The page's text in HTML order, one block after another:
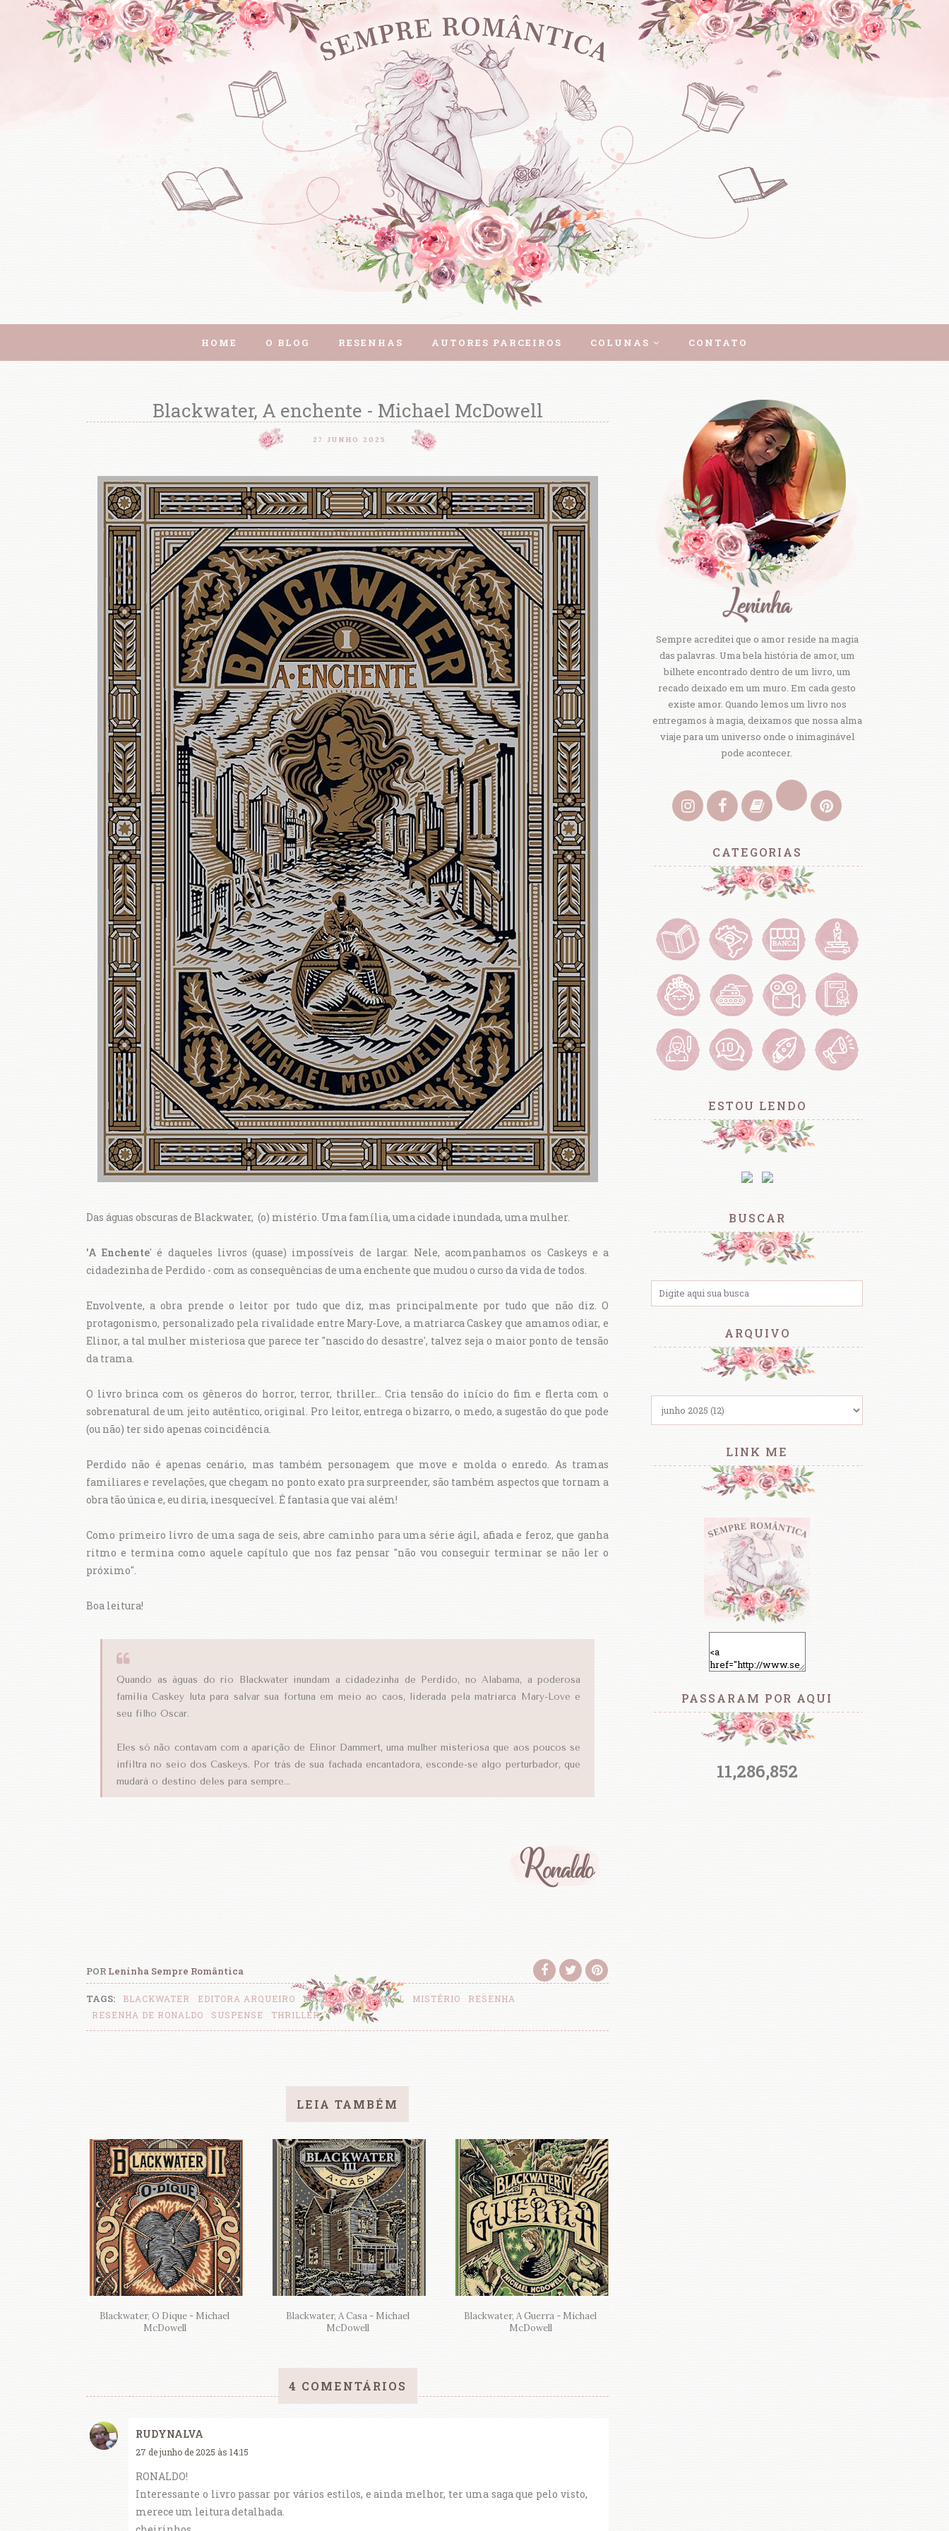
HOME O BLOG RESENHAS AUTORES PARCEIROS COLUNAS CONTATO
Blackwater, A enchente - Michael McDowell
27 JUNHO 2025
Das águas obscuras de Blackwater, (o) mistério. Uma família, uma cidade inundada, uma mulher.
'A Enchente' é daqueles livros (quase) impossíveis de largar. Nele, acompanhamos os Caskeys e a
cidadezinha de Perdido - com as consequências de uma enchente que mudou o curso da vida de todos.
Envolvente, a obra prende o leitor por tudo que diz, mas principalmente por tudo que não diz. O
protagonismo, personalizado pela rivalidade entre Mary-Love, a matriarca Caskey que amamos odiar, e
Elinor, a tal mulher misteriosa que parece ter "nascido do desastre', talvez seja o maior ponto de tensão
da trama.
O livro brinca com os gêneros do horror, terror, thriller... Cria tensão do início do fim e flerta com o
sobrenatural de um jeito autêntico, original. Pro leitor, entrega o bizarro, o medo, a sugestão do que pode
(ou não) ter sido apenas coincidência.
Perdido não é apenas cenário, mas também personagem que move e molda o enredo. As tramas
familiares e revelações, que chegam no ponto exato pra surpreender, são também aspectos que tornam a
obra tão única e, eu diria, inesquecível. É fantasia que vai além!
Como primeiro livro de uma saga de seis, abre caminho para uma série ágil, afiada e feroz, que ganha
ritmo e termina como aquele capítulo que nos faz pensar "não vou conseguir terminar se não ler o
próximo".
Boa leitura!
Quando as águas do rio Blackwater inundam a cidadezinha de Perdido, no Alabama, a poderosa
família Caskey luta para salvar sua fortuna em meio ao caos, liderada pela matriarca Mary-Love e
seu filho Oscar.
Eles só não contavam com a aparição de Elinor Dammert, uma mulher misteriosa que aos poucos se
infiltra no seio dos Caskeys. Por trás de sua fachada encantadora, esconde-se algo perturbador, que
mudará o destino deles para sempre...
POR Leninha Sempre Romântica
TAGS: BLACKWATER EDITORA ARQUEIRO MICHAEL MCDOWELL MISTÉRIO
RESENHA
RESENHA DE RONALDO
SUSPENSE THRILLER
LEIA TAMBÉM
Blackwater, O Dique - Michael
McDowell
Blackwater, A Casa - Michael
McDowell
Blackwater, A Guerra - Michael
McDowell
4 COMENTÁRIOS
RUDYNALVA
27 de junho de 2025 às 14:15
RONALDO!
Interessante o livro passar por vários estilos, e ainda melhor, ter uma saga que pelo visto,
merece um leitura detalhada.
Sempre acreditei que o amor reside na magia
das palavras. Uma bela história de amor, um
bilhete encontrado dentro de um livro, um
recado deixado em um muro. Em cada gesto
existe amor. Quando lemos um livro nos
entregamos à magia, deixamos que nossa alma
viaje para um universo onde o inimaginável
pode acontecer.
CATEGORIAS
ESTOU LENDO
BUSCAR
ARQUIVO
LINK ME
PASSARAM POR AQUI
11,286,852